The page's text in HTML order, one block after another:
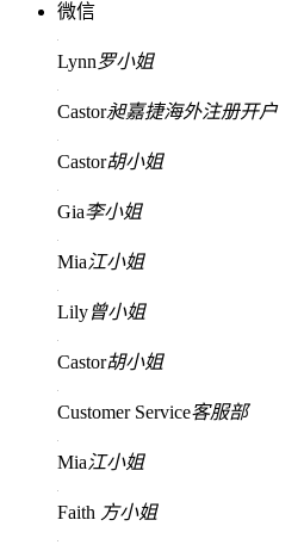
微信
Lynn罗小姐
Castor昶嘉捷海外注册开户
Castor胡小姐
Gia李小姐
Mia江小姐
Lily曾小姐
Castor胡小姐
Customer Service客服部
Mia江小姐
Faith 方小姐